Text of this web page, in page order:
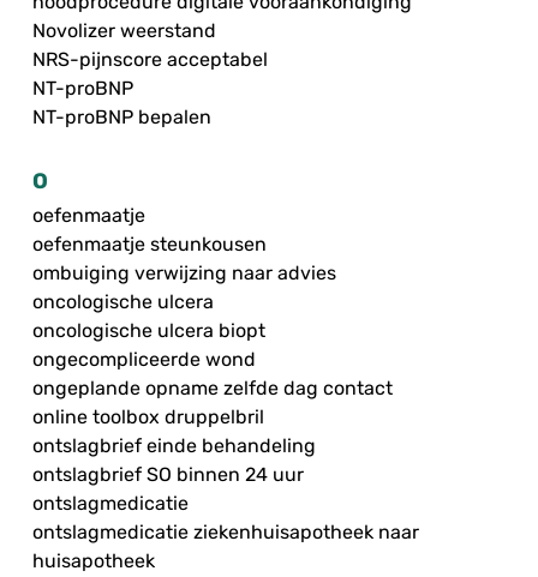
Novolizer weerstand
NRS-pijnscore acceptabel
NT-proBNP
NT-proBNP bepalen
O
oefenmaatje
oefenmaatje steunkousen
ombuiging verwijzing naar advies
oncologische ulcera
oncologische ulcera biopt
ongecompliceerde wond
ongeplande opname zelfde dag contact
online toolbox druppelbril
ontslagbrief einde behandeling
ontslagbrief SO binnen 24 uur
ontslagmedicatie
ontslagmedicatie ziekenhuisapotheek naar
huisapotheek